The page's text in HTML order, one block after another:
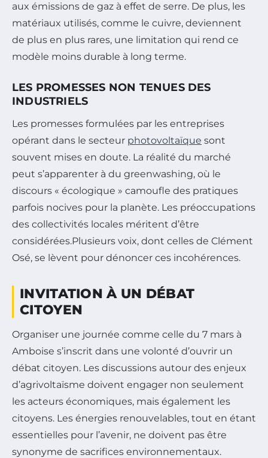
aux émissions de gaz à effet de serre. De plus, les
matériaux utilisés, comme le cuivre, deviennent
de plus en plus rares, une limitation qui rend ce
modèle moins durable à long terme.
LES PROMESSES NON TENUES DES
INDUSTRIELS
Les promesses formulées par les entreprises
opérant dans le secteur photovoltaïque sont
souvent mises en doute. La réalité du marché
peut s’apparenter à du greenwashing, où le
discours « écologique » camoufle des pratiques
parfois nocives pour la planète. Les préoccupations
des collectivités locales méritent d’être
considérées.Plusieurs voix, dont celles de Clément
Osé, se lèvent pour dénoncer ces incohérences.
INVITATION À UN DÉBAT
CITOYEN
Organiser une journée comme celle du 7 mars à
Amboise s’inscrit dans une volonté d’ouvrir un
débat citoyen. Les discussions autour des enjeux
d’agrivoltaïsme doivent engager non seulement
les acteurs économiques, mais également les
citoyens. Les énergies renouvelables, tout en étant
essentielles pour l’avenir, ne doivent pas être
synonyme de sacrifices environnementaux.